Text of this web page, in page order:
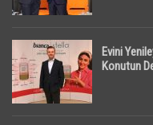
Evini
Konutun